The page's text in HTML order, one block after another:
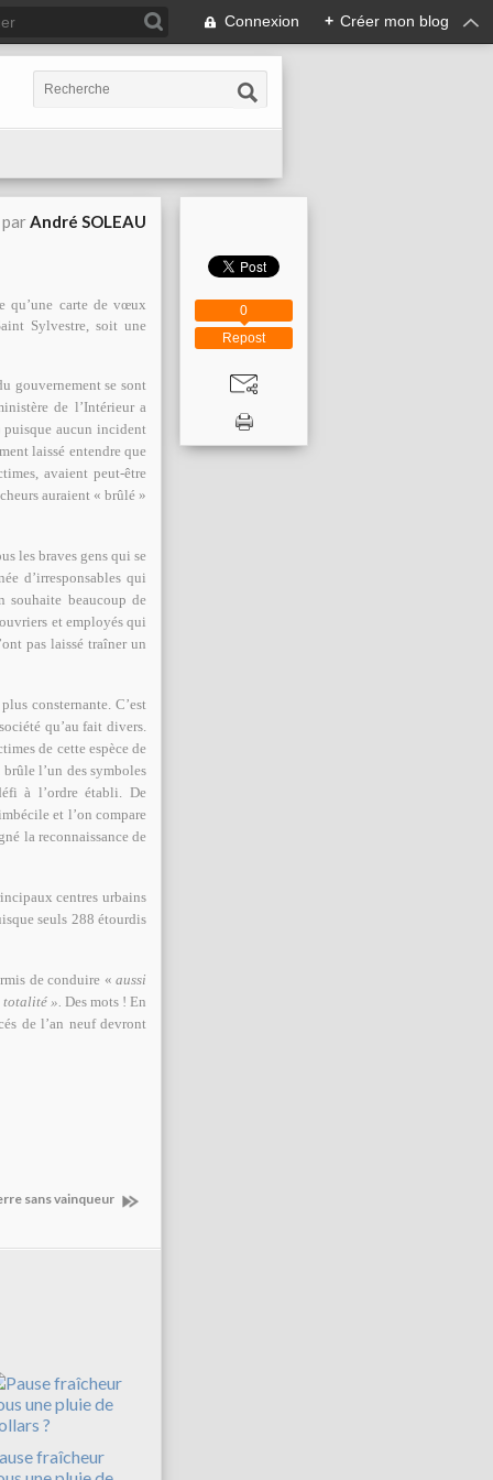
Connexion + Créer mon blog
André SOLEAU
qu’une carte de vœux
Sylvestre, soit une
gouvernement se sont
de l’Intérieur a
aucun incident
laissé entendre que
avaient peut-être
auraient « brûlé »
les braves gens qui se
d’irresponsables qui
souhaite beaucoup de
et employés qui
pas laissé traîner un
consternante. C’est
qu’au fait divers.
de cette espèce de
l’un des symboles
à l’ordre établi. De
et l’on compare
la reconnaissance de
centres urbains
seuls 288 étourdis
de conduire «aussi
totalité ». Des mots ! En
de l’an neuf devront
sans vainqueur
fraîcheur
Repost
0